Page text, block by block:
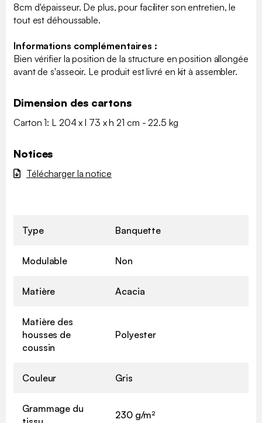
8cm d'épaisseur. De plus, pour faciliter son entretien, le
tout est déhoussable.
Informations complémentaires :
Bien vérifier la position de la structure en position allongée
avant de s'asseoir. Le produit est livré en kit à assembler.
Dimension des cartons
Carton 1: L 204 x l 73 x h 21 cm - 22.5 kg
Notices
Télécharger la notice
Type Banquette
Modulable Non
Matière Acacia
Matière des
housses de
coussin
Polyester
Couleur Gris
Grammage du
230 g/m²